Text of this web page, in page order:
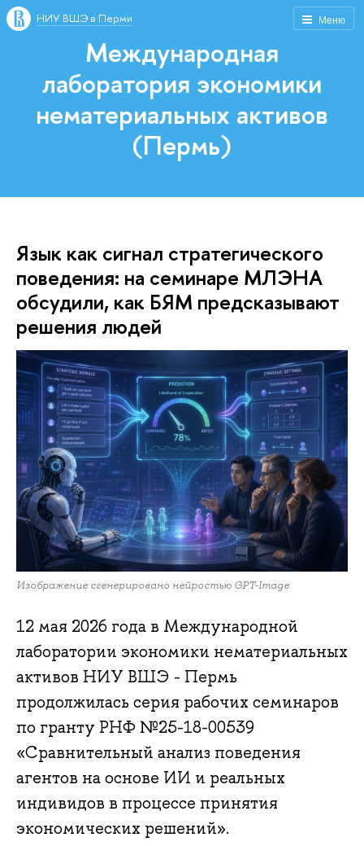
Меню
НИУ ВШЭ в Перми
Международная
лаборатория экономики
нематериальных активов
(Пермь)
Язык как сигнал стратегического
поведения: на семинаре МЛЭНА
обсудили, как БЯМ предсказывают
решения людей
Изображение сгенерировано нейростью GPT-Image
12 мая 2026 года в Международной
лаборатории экономики нематериальных
активов НИУ ВШЭ - Пермь
продолжилась серия рабочих семинаров
по гранту РНФ №25-18-00539
«Сравнительный анализ поведения
агентов на основе ИИ и реальных
индивидов в процессе принятия
экономических решений».